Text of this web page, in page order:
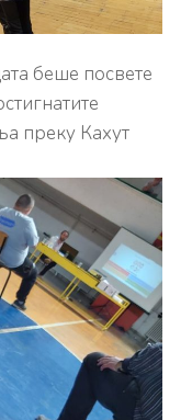
беше посвете
преку Кахут